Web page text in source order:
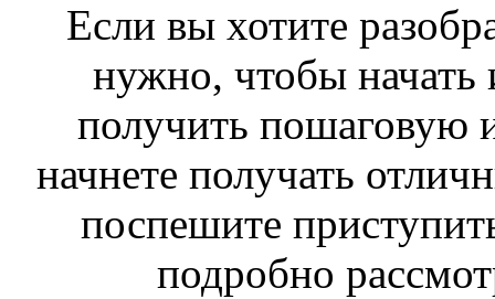
Если вы хотите
нужно, чтобы начать
получить пошаговую
начнете получать
поспешите
подробно